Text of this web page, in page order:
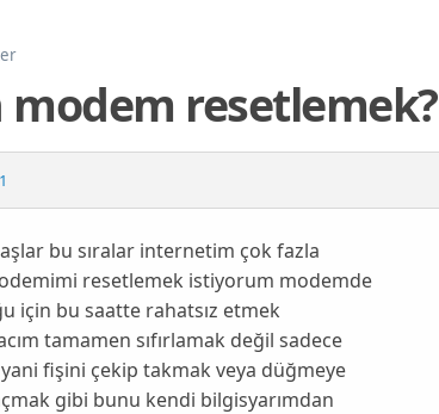
resetlemek?
bu sıralar internetim çok fazla
resetlemek istiyorum modemde
için bu saatte rahatsız etmek
tamamen sıfırlamak değil sadece
fişini çekip takmak veya düğmeye
gibi bunu kendi bilgisyarımdan